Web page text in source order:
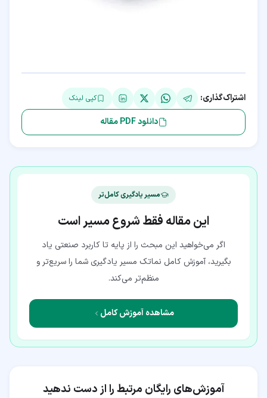
اشتراک‌گذاری: کپی لینک
دانلود PDF مقاله
مسیر یادگیری کامل‌تر
این مقاله فقط شروع مسیر است
اگر می‌خواهید این مبحث را از پایه تا کاربرد صنعتی یاد
بگیرید، آموزش کامل نماتک مسیر یادگیری شما را سریع‌تر و
منظم‌تر می‌کند.
مشاهده آموزش کامل
آموزش‌های رایگان مرتبط را از دست ندهید